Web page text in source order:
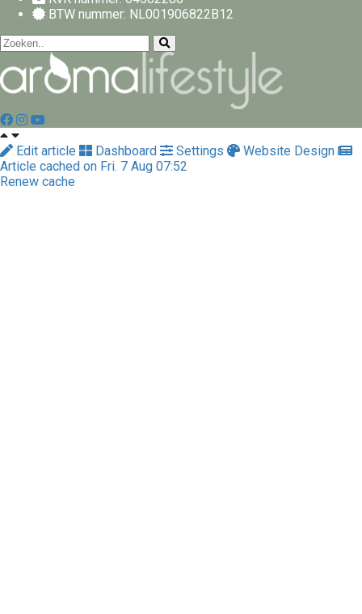
BTW nummer: NL001906822B12
Edit article Dashboard Settings
Website Design
Article cached on Fri. 7 Aug 07:52
Renew cache